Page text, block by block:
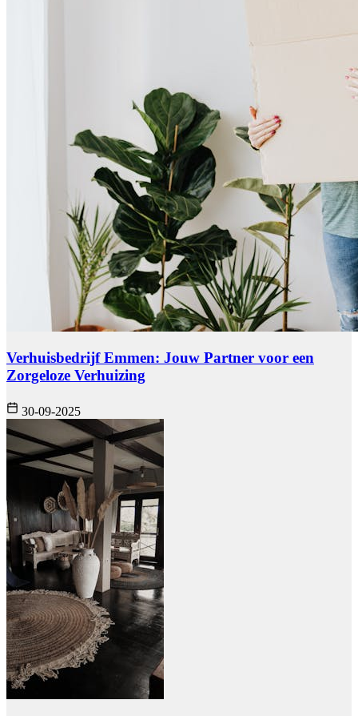
Verhuisbedrijf Emmen: Jouw Partner voor een
Zorgeloze Verhuizing
30-09-2025